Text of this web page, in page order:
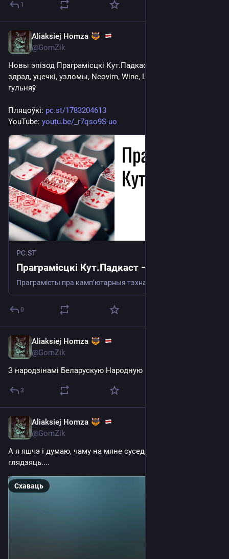
1
Aliaksiej Homza
@GomZik
Новы эпізод Праграмісцкі Кут.Падкаст: 07 -  Топ анімэ
здрад, уцечкі, узломы, Neovim, Wine, Linus, Linux, крыху
гульняў
Пляцоўкі: pc.st/1783204613
YouTube: youtu.be/_r7qso9S-uo
PC.ST
Праграмісцкі Кут.Падкаст – PC.ST
Праграмісты пра камп’ютарныя тэхналогіі
0
Aliaksiej Homza
@GomZik
З народзінамі Беларускую Народную Рэспубліку і мяне
3
Aliaksiej Homza
@GomZik
А я яшчэ і думаю, чаму на мяне суседзі неяк дзіўна
глядзяць....
Схаваць